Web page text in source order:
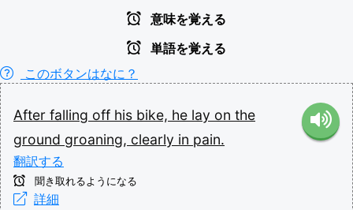
意味を覚える
単語を覚える
このボタンはなに？
After falling off his bike, he lay on the
ground groaning, clearly in pain.
翻訳する
聞き取れるようになる
詳細